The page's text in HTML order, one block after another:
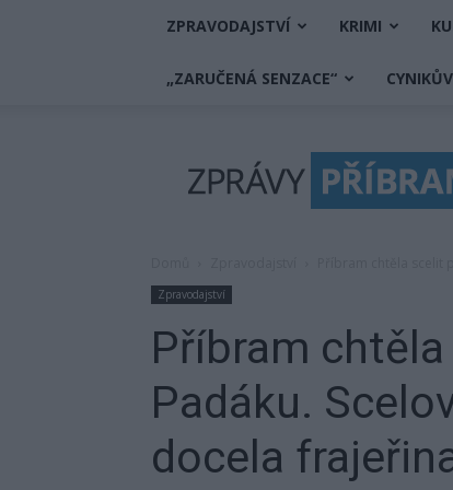
ZPRAVODAJSTVÍ KRIMI
„ZARUČENÁ SENZACE“
Příbram
Zpravodajství
Příbram
Padáku.
docela